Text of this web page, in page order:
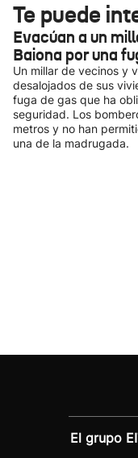
Te puede
Evacúan a un
Baiona por una
Un millar de vecinos y
desalojados de sus
fuga de gas que ha
seguridad. Los
metros y no han
una de la madrugada.
El grupo